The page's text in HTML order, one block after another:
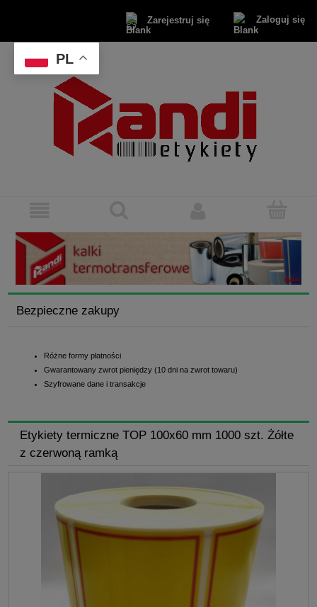
Zarejestruj się Zaloguj się
Bezpieczne zakupy
Różne formy płatności
Gwarantowany zwrot pieniędzy (10 dni na zwrot towaru)
Szyfrowane dane i transakcje
Etykiety termiczne TOP 100x60 mm 1000 szt. Żółte
z czerwoną ramką
PL